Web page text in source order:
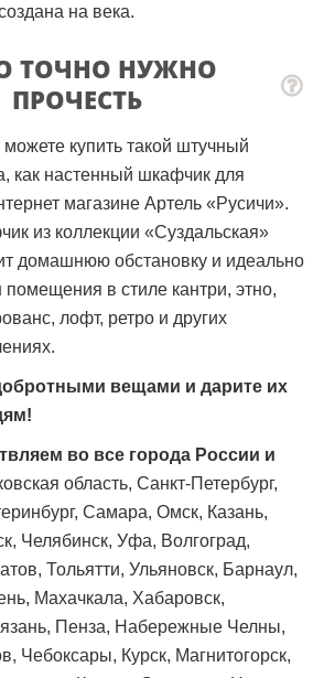
на века.
ТОЧНО НУЖНО
ПРОЧЕСТЬ
купить такой штучный
как настенный шкафчик для
магазине Артель «Русичи».
из коллекции «Суздальская»
домашнюю обстановку и идеально
в стиле кантри, этно,
лофт, ретро и других
вещами и дарите их
во все города России и
область, Санкт-Петербург,
Самара, Омск, Казань,
Челябинск, Уфа, Волгоград,
Тольятти, Ульяновск, Барнаул,
Махачкала, Хабаровск,
Пенза, Набережные Челны,
Чебоксары, Курск, Магнитогорск,